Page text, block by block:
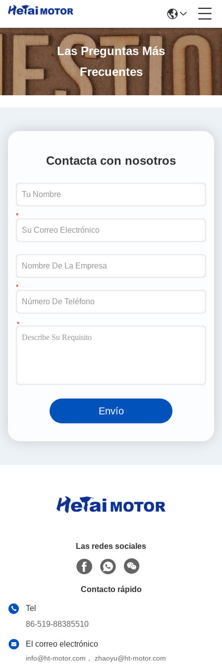
Las Preguntas Más
Frecuentes
Contacta con nosotros
Envío
Las redes sociales
Contacto rápido
Tel
86-519-88385510
El correo electrónico
info@ht-motor.com， zhaoyu@ht-motor.com